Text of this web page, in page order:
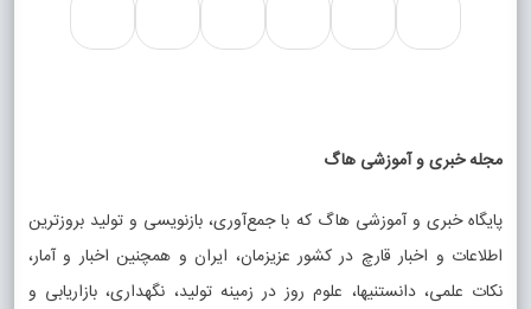
مجله خبری و آموزشی هاگ
پایگاه خبری و آموزشی هاگ که با جمع‌آوری، بازنویسی و تولید بروزترین
اطلاعات و اخبار قارچ در کشور عزیزمان، ایران و همچنین اخبار و آمار،
نکات علمی، دانستنیها، علوم روز در زمینه تولید، نگهداری، بازاریابی و